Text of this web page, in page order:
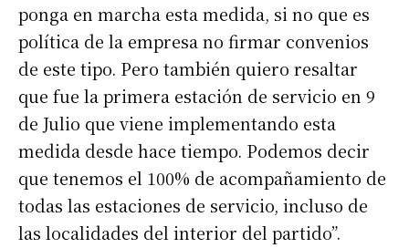
Número de teléfono
ponga en marcha esta medida, si no que es
política de la empresa no firmar convenios
de este tipo. Pero también quiero resaltar
que fue la primera estación de servicio en 9
de Julio que viene implementando esta
medida desde hace tiempo. Podemos decir
que tenemos el 100% de acompañamiento de
todas las estaciones de servicio, incluso de
las localidades del interior del partido”.